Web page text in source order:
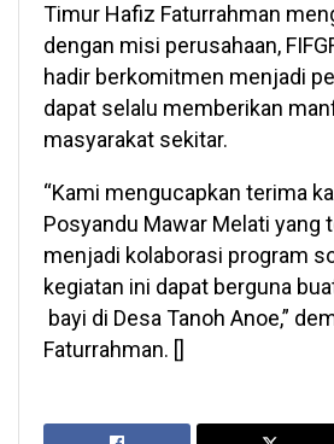
Timur Hafiz Faturrahman
dengan misi perusahaan,
hadir berkomitmen menjadi
dapat selalu memberikan
masyarakat sekitar.
“Kami mengucapkan terima
Posyandu Mawar Melati yang
menjadi kolaborasi program
kegiatan ini dapat berguna
bayi di Desa Tanoh Anoe,”
Faturrahman. []